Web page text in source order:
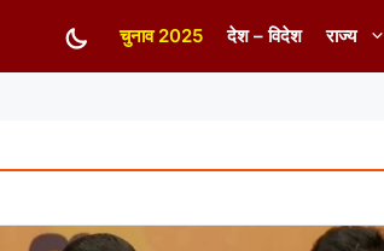
चुनाव 2025 देश – विदेश राज्य